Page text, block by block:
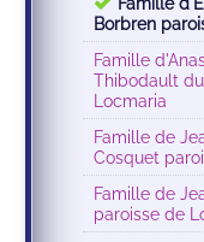
Borbren
Famille
Thibodault
Locmaria
Famille de
Cosquet
Famille de
paroisse de